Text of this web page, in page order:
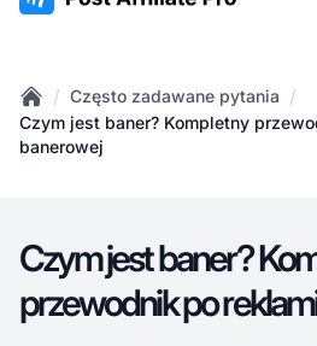
Home
/ Często zadawane pytania /
Czym jest baner? Kompletny
banerowej
Czym jest baner?
przewodnik po